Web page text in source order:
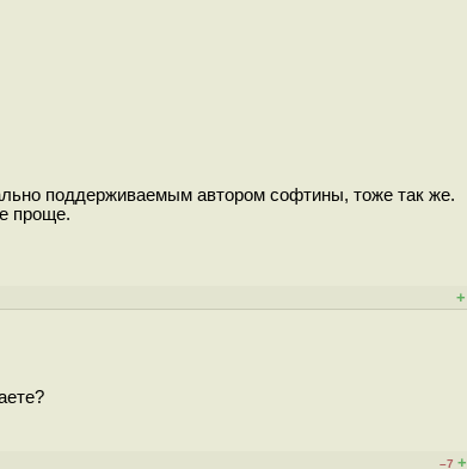
поддерживаемым автором софтины, тоже так же.
проще.
+
–7 +